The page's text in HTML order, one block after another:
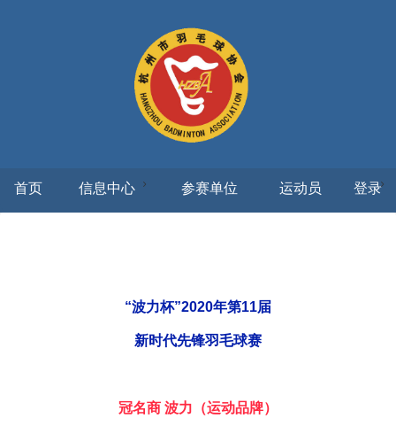
首页 信息中心 参赛单位 运动员 登录
“波力杯”2020年第11届
新时代先锋羽毛球赛
冠名商 波力（运动品牌）